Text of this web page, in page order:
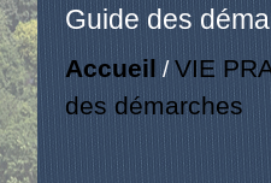
Guide des
Accueil /VIE
des démarches